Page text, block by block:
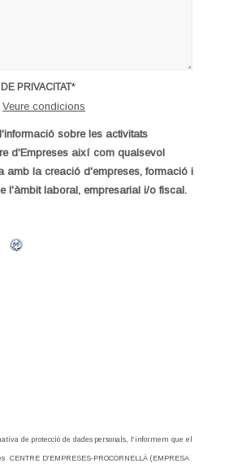
PRIVACITAT*
Veure condicions
sobre les activitats
d'Empreses així com qualsevol
amb la creació d'empreses, formació i
l'àmbit laboral, empresarial i/o fiscal.
de protecció de dades personals, l’informem que el
CENTRE D’EMPRESES-PROCORNELLÀ (EMPRESA